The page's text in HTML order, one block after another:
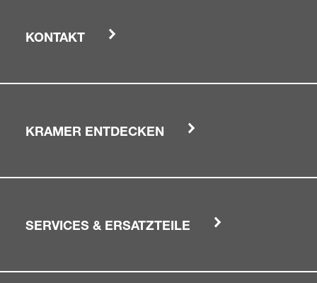
KONTAKT
KRAMER ENTDECKEN
SERVICES & ERSATZTEILE